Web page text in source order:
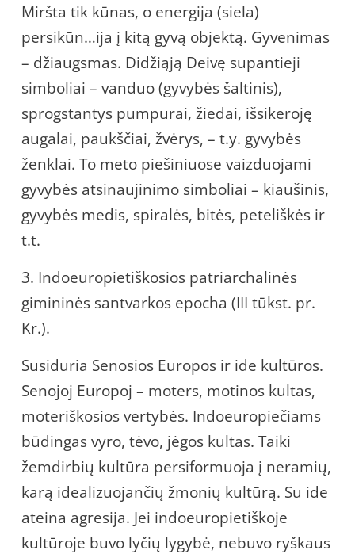
Miršta tik kūnas, o energija (siela)
persikūn…ija į kitą gyvą objektą. Gyvenimas
– džiaugsmas. Didžiąją Deivę supantieji
simboliai – vanduo (gyvybės šaltinis),
sprogstantys pumpurai, žiedai, išsikeroję
augalai, paukščiai, žvėrys, – t.y. gyvybės
ženklai. To meto piešiniuose vaizduojami
gyvybės atsinaujinimo simboliai – kiaušinis,
gyvybės medis, spiralės, bitės, peteliškės ir
t.t.
3. Indoeuropietiškosios patriarchalinės
gimininės santvarkos epocha (III tūkst. pr.
Kr.).
Susiduria Senosios Europos ir ide kultūros.
Senojoj Europoj – moters, motinos kultas,
moteriškosios vertybės. Indoeuropiečiams
būdingas vyro, tėvo, jėgos kultas. Taiki
žemdirbių kultūra persiformuoja į neramių,
karą idealizuojančių žmonių kultūrą. Su ide
ateina agresija. Jei indoeuropietiškoje
kultūroje buvo lyčių lygybė, nebuvo ryškaus